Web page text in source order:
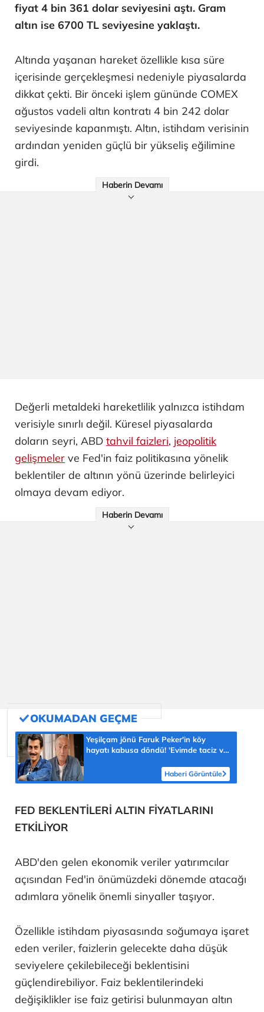
fiyat 4 bin 361 dolar seviyesini aştı. Gram
altın ise 6700 TL seviyesine yaklaştı.
Altında yaşanan hareket özellikle kısa süre
içerisinde gerçekleşmesi nedeniyle piyasalarda
dikkat çekti. Bir önceki işlem gününde COMEX
ağustos vadeli altın kontratı 4 bin 242 dolar
seviyesinde kapanmıştı. Altın, istihdam verisinin
ardından yeniden güçlü bir yükseliş eğilimine
girdi.
Haberin Devamı
Değerli metaldeki hareketlilik yalnızca istihdam
verisiyle sınırlı değil. Küresel piyasalarda
doların seyri, ABD tahvil faizleri, jeopolitik
gelişmeler ve Fed'in faiz politikasına yönelik
beklentiler de altının yönü üzerinde belirleyici
olmaya devam ediyor.
Haberin Devamı
Yeşilçam jönü Faruk Peker'in köy
hayatı kabusa döndü! 'Evimde taciz ve
Haberi Görüntüle
FED BEKLENTİLERİ ALTIN FİYATLARINI
ETKİLİYOR
ABD'den gelen ekonomik veriler yatırımcılar
açısından Fed'in önümüzdeki dönemde atacağı
adımlara yönelik önemli sinyaller taşıyor.
Özellikle istihdam piyasasında soğumaya işaret
eden veriler, faizlerin gelecekte daha düşük
seviyelere çekilebileceği beklentisini
güçlendirebiliyor. Faiz beklentilerindeki
değişiklikler ise faiz getirisi bulunmayan altın